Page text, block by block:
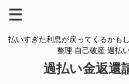
払いすぎた利息が戻ってくるかも
整理 自己破産 過払
過払い金返還